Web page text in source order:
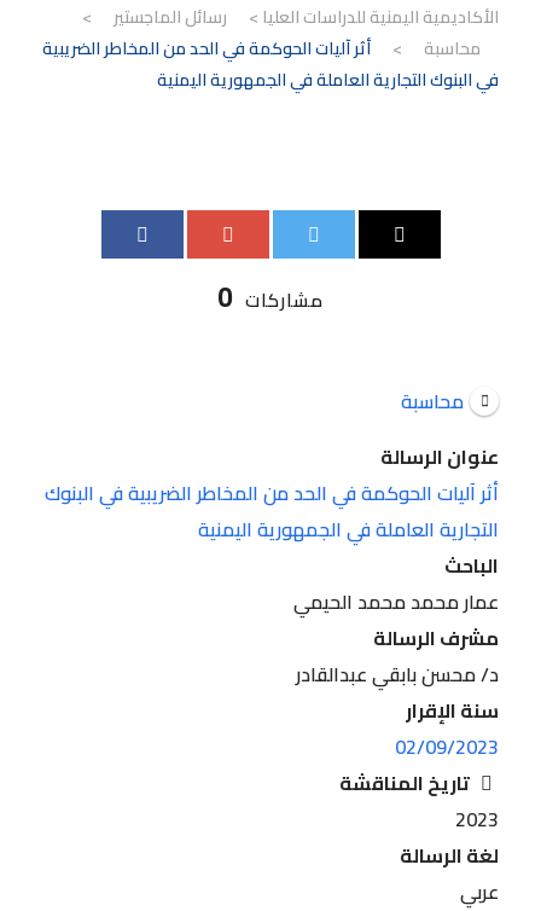
الأكاديمية اليمنية للدراسات العليا > رسائل الماجستير
>
محاسبة
>
أثر آليات الحوكمة في الحد من المخاطر الضريبية
في البنوك التجارية العاملة في الجمهورية اليمنية
0 مشاركات
محاسبة
عنوان الرسالة
أثر آليات الحوكمة في الحد من المخاطر الضريبية في البنوك
التجارية العاملة في الجمهورية اليمنية
الباحث
عمار محمد محمد الحيمي
مشرف الرسالة
د/ محسن بابقي عبدالقادر
سنة الإقرار
02/09/2023
تاريخ المناقشة
2023
لغة الرسالة
عربي